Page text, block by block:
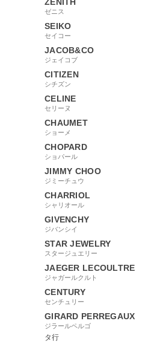
ゼニス
SEIKO
セイコー
JACOB&CO
ジェイコブ
CITIZEN
シチズン
CELINE
セリーヌ
CHAUMET
ショーメ
CHOPARD
ショパール
JIMMY CHOO
ジミーチュウ
CHARRIOL
シャリオール
GIVENCHY
ジバンシイ
STAR JEWELRY
スタージュエリー
JAEGER LECOULTRE
ジャガールクルト
CENTURY
センチュリー
GIRARD PERREGAUX
ジラールペルゴ
タ行